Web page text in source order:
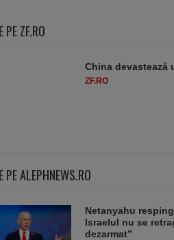
PE ZF.RO
China devastează
ZF.RO
PE ALEPHNEWS.RO
Netanyahu
Israelul nu se
dezarmat”